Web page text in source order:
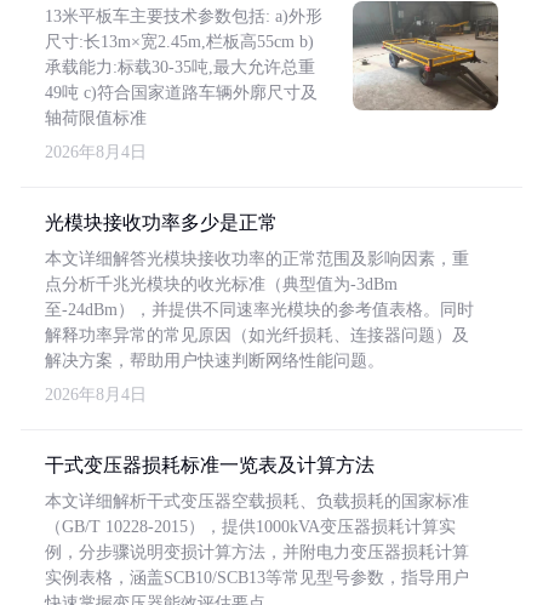
13米平板车主要技术参数包括: a)外形
尺寸:长13m×宽2.45m,栏板高55cm b)
承载能力:标载30-35吨,最大允许总重
49吨 c)符合国家道路车辆外廓尺寸及
轴荷限值标准
2026年8月4日
光模块接收功率多少是正常
本文详细解答光模块接收功率的正常范围及影响因素，重
点分析千兆光模块的收光标准（典型值为-3dBm
至-24dBm），并提供不同速率光模块的参考值表格。同时
解释功率异常的常见原因（如光纤损耗、连接器问题）及
解决方案，帮助用户快速判断网络性能问题。
2026年8月4日
干式变压器损耗标准一览表及计算方法
本文详细解析干式变压器空载损耗、负载损耗的国家标准
（GB/T 10228-2015），提供1000kVA变压器损耗计算实
例，分步骤说明变损计算方法，并附电力变压器损耗计算
实例表格，涵盖SCB10/SCB13等常见型号参数，指导用户